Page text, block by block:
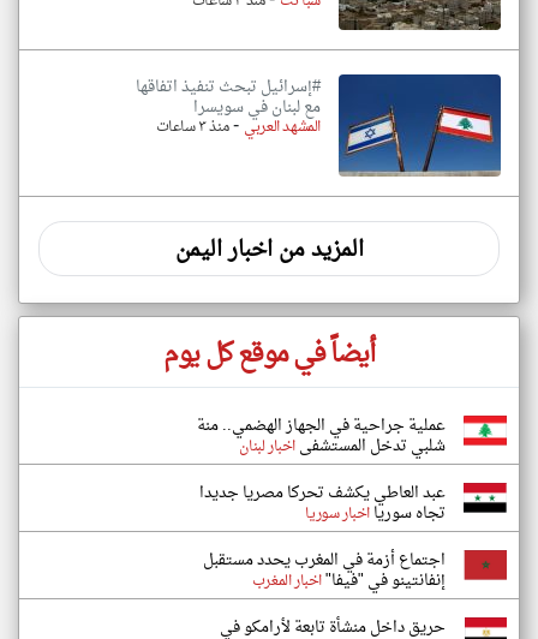
#إسرائيل تبحث تنفيذ اتفاقها
مع لبنان في سويسرا
المشهد العربي -منذ ٣ ساعات
المزيد من اخبار اليمن
أيضاً في موقع كل يوم
عملية جراحية في الجهاز الهضمي.. منة
شلبي تدخل المستشفىاخبار لبنان
عبد العاطي يكشف تحركا مصريا جديدا
تجاه سوريااخبار سوريا
اجتماع أزمة في المغرب يحدد مستقبل
إنفانتينو في "فيفا"اخبار المغرب
حريق داخل منشأة تابعة لأرامكو في